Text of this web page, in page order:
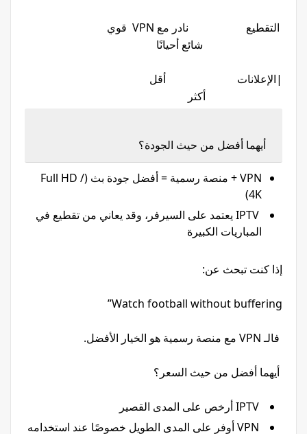
التقطيع نادر مع VPN قوي
شائع أحيانًا
|الإعلانات أقل
أكثر
أيهما أفضل من حيث الجودة؟
VPN + منصة رسمية = أفضل جودة بث (Full HD /
4K)
IPTV يعتمد على السيرفر، وقد يعاني من تقطيع في
المباريات الكبيرة
إذا كنت تبحث عن:
Watch football without buffering”
فالـ VPN مع منصة رسمية هو الخيار الأفضل.
أيهما أفضل من حيث السعر؟
VPN أوفر على المدى الطويل خصوصًا عند استخدامه